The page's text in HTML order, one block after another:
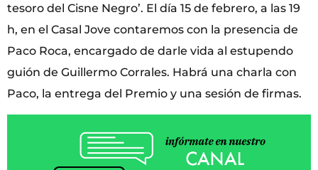
tesoro del Cisne Negro’. El día 15 de febrero, a las 19
h, en el Casal Jove contaremos con la presencia de
Paco Roca, encargado de darle vida al estupendo
guión de Guillermo Corrales. Habrá una charla con
Paco, la entrega del Premio y una sesión de firmas.